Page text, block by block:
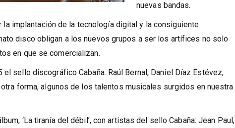
nuevas bandas.
implantación de la tecnología digital y la consiguiente
disco obligan a los nuevos grupos a ser los artífices no solo
en que se comercializan.
sello discográfico Cabaña. Raúl Bernal, Daniel Díaz Estévez,
forma, algunos de los talentos musicales surgidos en nuestra
‘La tiranía del débil’, con artistas del sello Cabaña: Jean Paul,